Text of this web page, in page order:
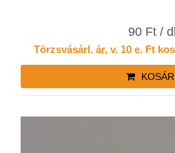
90 Ft /
Törzsvásárl. ár, v. 10 e. Ft